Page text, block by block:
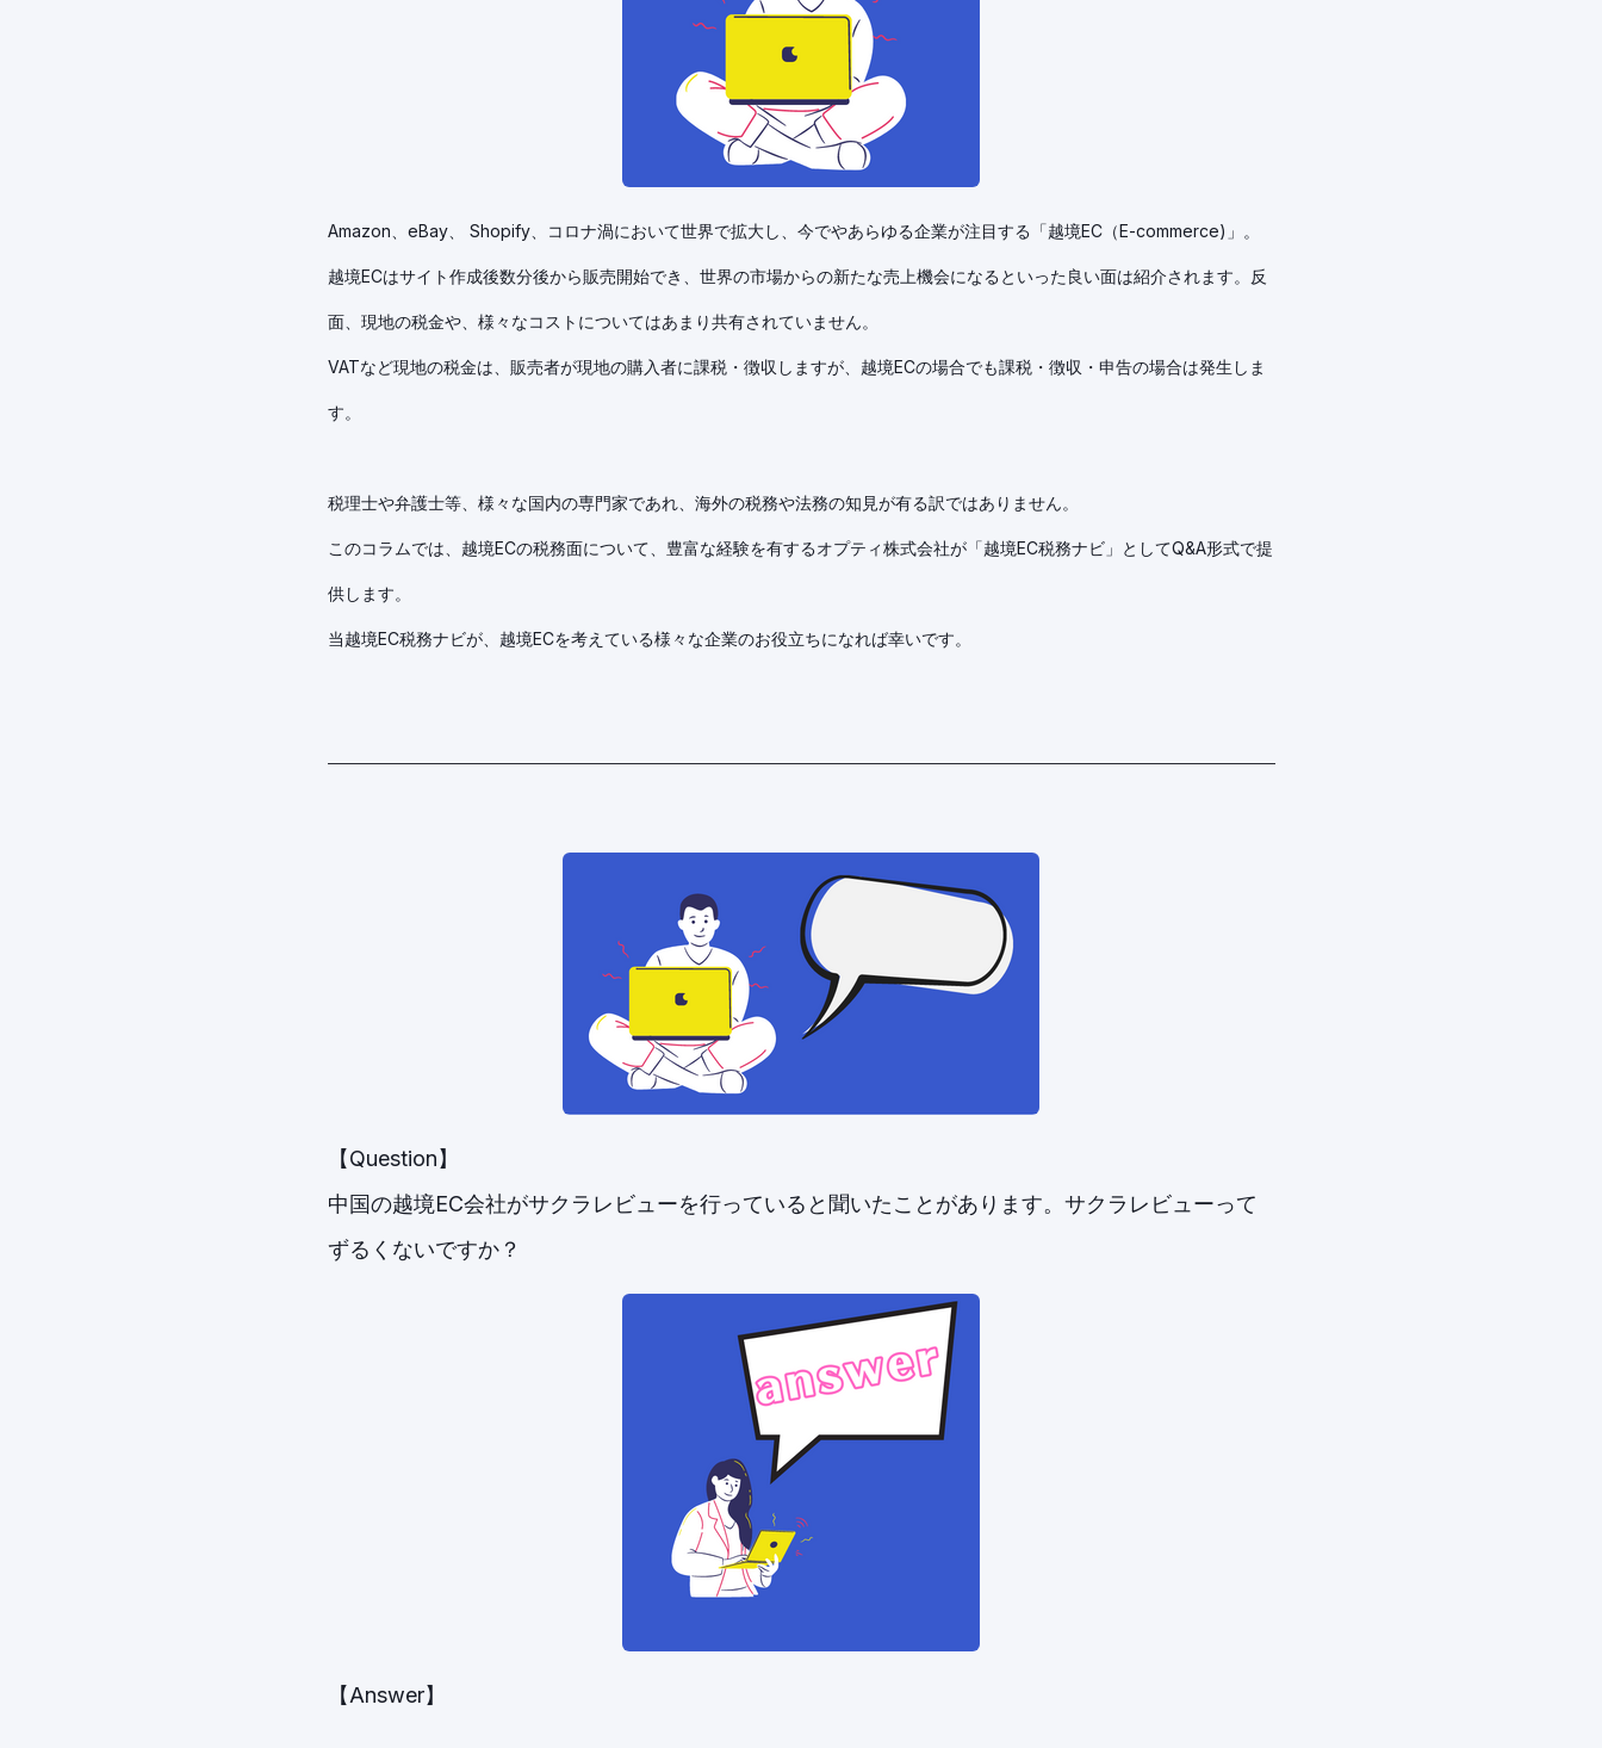
Amazon、eBay、 Shopify、コロナ渦において世界で拡大し、今でやあらゆる企業が注目する「越境EC（E-commerce)」。
越境ECはサイト作成後数分後から販売開始でき、世界の市場からの新たな売上機会になるといった良い面は紹介されます。反
面、現地の税金や、様々なコストについてはあまり共有されていません。
VATなど現地の税金は、販売者が現地の購入者に課税・徴収しますが、越境ECの場合でも課税・徴収・申告の場合は発生しま
す。
税理士や弁護士等、様々な国内の専門家であれ、海外の税務や法務の知見が有る訳ではありません。
このコラムでは、越境ECの税務面について、豊富な経験を有するオプティ株式会社が「越境EC税務ナビ」としてQ&A形式で提
供します。
当越境EC税務ナビが、越境ECを考えている様々な企業のお役立ちになれば幸いです。
【Question】
中国の越境EC会社がサクラレビューを行っていると聞いたことがあります。サクラレビューって
ずるくないですか？
【Answer】